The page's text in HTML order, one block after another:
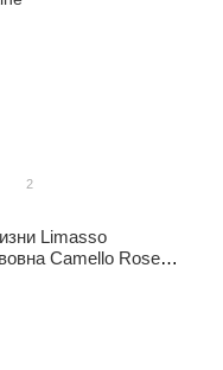
2
Limasso
Camello Roses